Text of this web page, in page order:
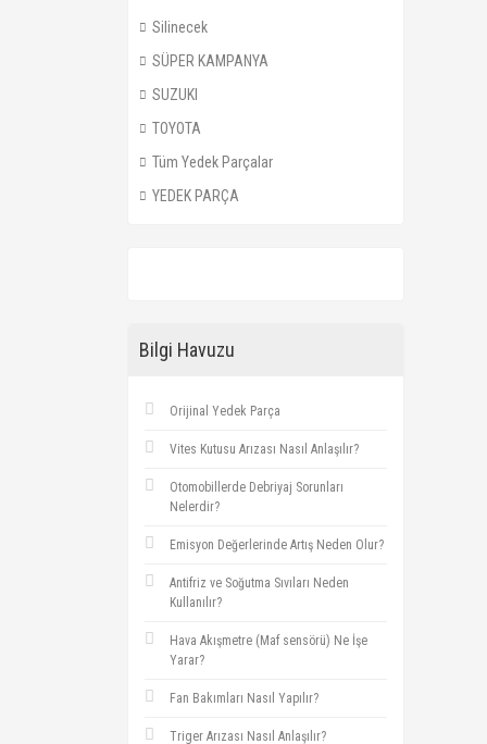
Silinecek
SÜPER KAMPANYA
SUZUKI
TOYOTA
Tüm Yedek Parçalar
YEDEK PARÇA
Bilgi Havuzu
Orijinal Yedek Parça
Vites Kutusu Arızası Nasıl Anlaşılır?
Otomobillerde Debriyaj Sorunları
Nelerdir?
Emisyon Değerlerinde Artış Neden Olur?
Antifriz ve Soğutma Sıvıları Neden
Kullanılır?
Hava Akışmetre (Maf sensörü) Ne İşe
Yarar?
Fan Bakımları Nasıl Yapılır?
Triger Arızası Nasıl Anlaşılır?